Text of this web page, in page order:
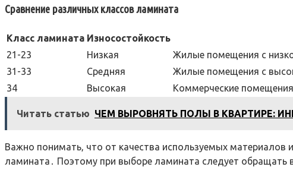
Сравнение различных классов ламината
Класс ламината Износостойкость
21-23
Низкая
Жилые помещения с
31-33
Средняя
Жилые помещения с
34
Высокая Коммерческие
Читать статью ЧЕМ ВЫРОВНЯТЬ ПОЛЫ В КВАРТИРЕ:
Важно понимать‚ что от качества используемых материалов
ламината․ Поэтому при выборе ламината следует обращать